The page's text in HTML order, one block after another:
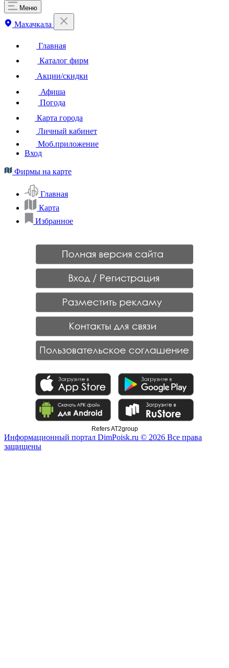
Меню
Махачкала
Главная
Каталог фирм
Акции/скидки
Афиша
Погода
Карта города
Личный кабинет
Моб.приложение
Вход
Фирмы на карте
Главная
Карта
Избранное
Refers AT2group
Информационный портал DimPoisk.ru © 2026 Все права
защищены